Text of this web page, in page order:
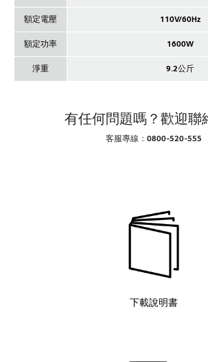
額定電壓 110V/60Hz
額定功率 1600W
淨重 9.2公斤
有任何問題嗎？歡迎聯
客服專線：0800-520-555
下載說明書